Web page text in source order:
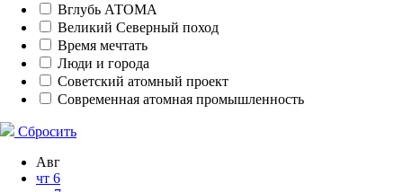
Вглубь АТОМА
Великий Северный поход
Время мечтать
Люди и города
Советский атомный проект
Современная атомная промышленность
Сбросить
Авг
чт 6